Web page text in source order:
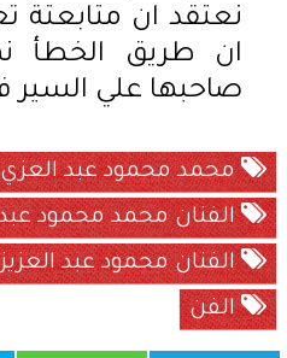
نعتقد ان متابعتة
ان طريق الخطأ
صاحبها علي السير
محمد محمود عبد العزي
الفنان محمد محمود عبد
الفنان محمود عبد العزيز
الفن